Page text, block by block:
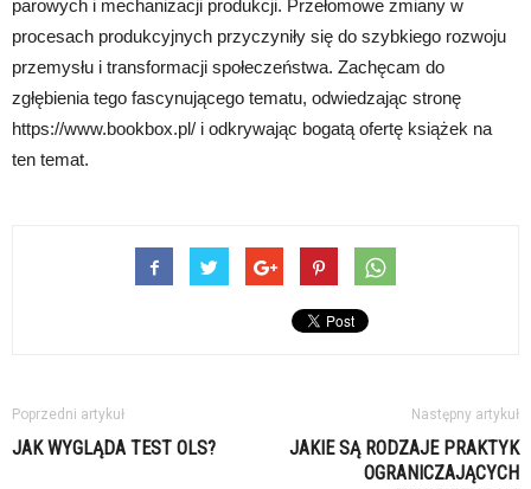
parowych i mechanizacji produkcji. Przełomowe zmiany w
procesach produkcyjnych przyczyniły się do szybkiego rozwoju
przemysłu i transformacji społeczeństwa. Zachęcam do
zgłębienia tego fascynującego tematu, odwiedzając stronę
https://www.bookbox.pl/ i odkrywając bogatą ofertę książek na
ten temat.
Poprzedni artykuł
JAK WYGLĄDA TEST OLS?
Następny artykuł
JAKIE SĄ RODZAJE PRAKTYK
OGRANICZAJĄCYCH